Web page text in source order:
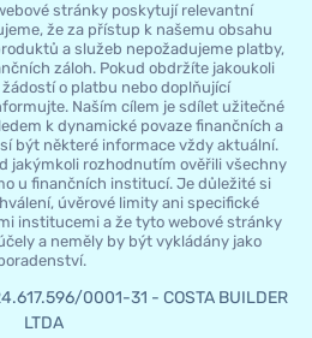
stránky poskytují relevantní
že za přístup k našemu obsahu
a služeb nepožadujeme platby,
záloh. Pokud obdržíte jakoukoli
o platbu nebo doplňující
Naším cílem je sdílet užitečné
k dynamické povaze finančních a
být některé informace vždy aktuální.
jakýmkoli rozhodnutím ověřili všechny
u finančních institucí. Je důležité si
úvěrové limity ani specifické
institucemi a že tyto webové stránky
a neměly by být vykládány jako
0001-31 - COSTA BUILDER
LTDA